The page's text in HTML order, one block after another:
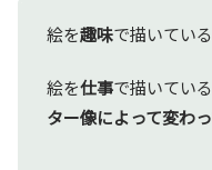
絵を趣味で描いている
絵を仕事で描いている
ター像によって変わ